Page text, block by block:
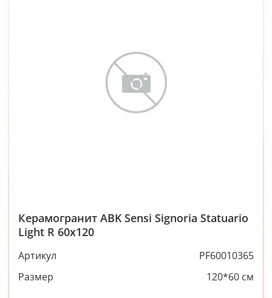
Керамогранит ABK Sensi Signoria Statuario
Light R 60x120
Артикул
PF60010365
Размер
120*60 см